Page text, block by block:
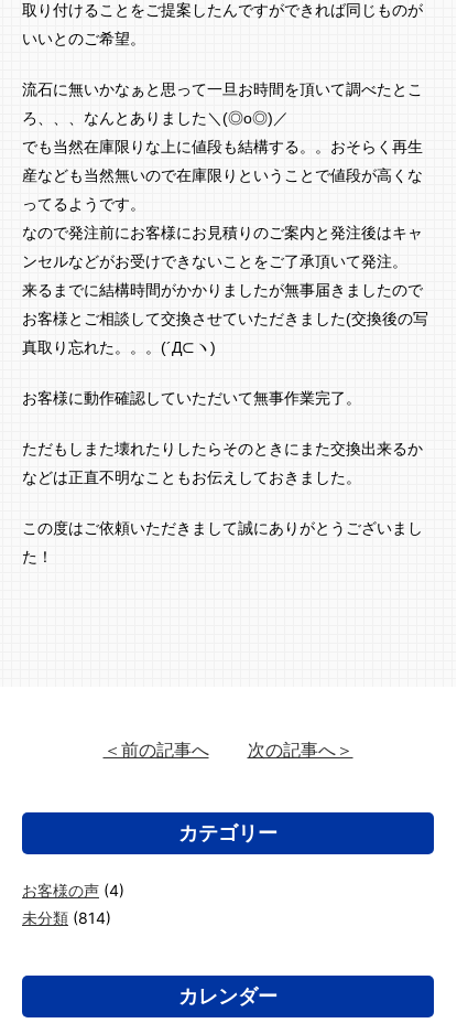
取り付けることをご提案したんですができれば同じものが
いいとのご希望。
流石に無いかなぁと思って一旦お時間を頂いて調べたとこ
ろ、、、なんとありました＼(◎o◎)／
でも当然在庫限りな上に値段も結構する。。おそらく再生
産なども当然無いので在庫限りということで値段が高くな
ってるようです。
なので発注前にお客様にお見積りのご案内と発注後はキャ
ンセルなどがお受けできないことをご了承頂いて発注。
来るまでに結構時間がかかりましたが無事届きましたので
お客様とご相談して交換させていただきました(交換後の写
真取り忘れた。。。(´Д⊂ヽ)
お客様に動作確認していただいて無事作業完了。
ただもしまた壊れたりしたらそのときにまた交換出来るか
などは正直不明なこともお伝えしておきました。
この度はご依頼いただきまして誠にありがとうございまし
た！
＜前の記事へ 次の記事へ＞
カテゴリー
お客様の声 (4)
未分類 (814)
カレンダー